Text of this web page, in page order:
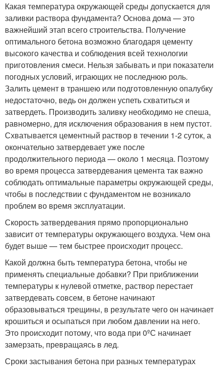
Какая температура окружающей среды допускается для
заливки раствора фундамента? Основа дома — это
важнейший этап всего строительства. Получение
оптимального бетона возможно благодаря цементу
высокого качества и соблюдения всей технологии
приготовления смеси. Нельзя забывать и при показатели
погодных условий, играющих не последнюю роль.
Залить цемент в траншею или подготовленную опалубку
недостаточно, ведь он должен успеть схватиться и
затвердеть. Производить заливку необходимо не спеша,
равномерно, для исключения образования в нем пустот.
Схватывается цементный раствор в течении 1-2 суток, а
окончательно затвердевает уже после
продолжительного периода — около 1 месяца. Поэтому
во время процесса затвердевания цемента так важно
соблюдать оптимальные параметры окружающей среды,
чтобы в последствии с фундаментом не возникало
проблем во время эксплуатации.
Скорость затвердевания прямо пропорционально
зависит от температуры окружающего воздуха. Чем она
будет выше — тем быстрее происходит процесс.
Какой должна быть температура бетона, чтобы не
применять специальные добавки? При приближении
температуры к нулевой отметке, раствор перестает
затвердевать совсем, в бетоне начинают
образовываться трещины, в результате чего он начинает
крошиться и осыпаться при любом давлении на него.
Это происходит потому, что вода при 0ºС начинает
замерзать, превращаясь в лед.
Сроки застывания бетона при разных температурах